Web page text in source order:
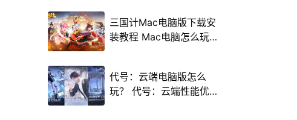
三国计Mac电脑版下载安
装教程 Mac电脑怎么玩
代号：云端电脑版怎么
玩？ 代号：云端性能优